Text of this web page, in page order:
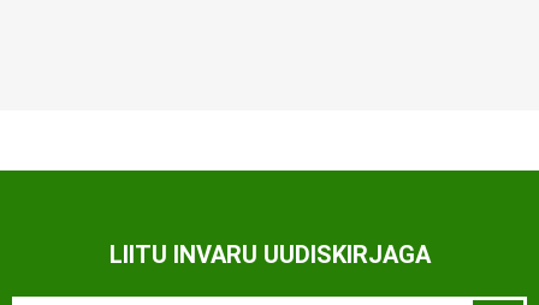
LIITU INVARU UUDISKIRJAGA